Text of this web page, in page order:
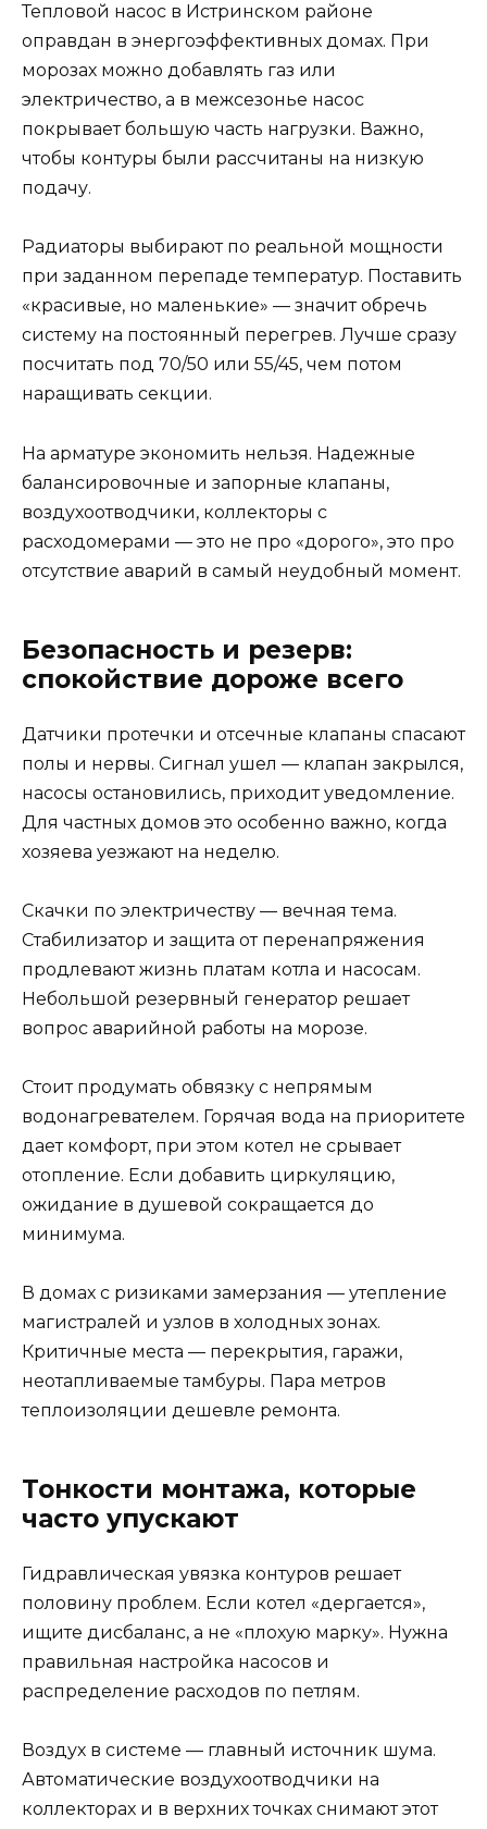
Тепловой насос в Истринском районе
оправдан в энергоэффективных домах. При
морозах можно добавлять газ или
электричество, а в межсезонье насос
покрывает большую часть нагрузки. Важно,
чтобы контуры были рассчитаны на низкую
подачу.
Радиаторы выбирают по реальной мощности
при заданном перепаде температур. Поставить
«красивые, но маленькие» — значит обречь
систему на постоянный перегрев. Лучше сразу
посчитать под 70/50 или 55/45, чем потом
наращивать секции.
На арматуре экономить нельзя. Надежные
балансировочные и запорные клапаны,
воздухоотводчики, коллекторы с
расходомерами — это не про «дорого», это про
отсутствие аварий в самый неудобный момент.
Безопасность и резерв:
спокойствие дороже всего
Датчики протечки и отсечные клапаны спасают
полы и нервы. Сигнал ушел — клапан закрылся,
насосы остановились, приходит уведомление.
Для частных домов это особенно важно, когда
хозяева уезжают на неделю.
Скачки по электричеству — вечная тема.
Стабилизатор и защита от перенапряжения
продлевают жизнь платам котла и насосам.
Небольшой резервный генератор решает
вопрос аварийной работы на морозе.
Стоит продумать обвязку с непрямым
водонагревателем. Горячая вода на приоритете
дает комфорт, при этом котел не срывает
отопление. Если добавить циркуляцию,
ожидание в душевой сокращается до
минимума.
В домах с ризиками замерзания — утепление
магистралей и узлов в холодных зонах.
Критичные места — перекрытия, гаражи,
неотапливаемые тамбуры. Пара метров
теплоизоляции дешевле ремонта.
Тонкости монтажа, которые
часто упускают
Гидравлическая увязка контуров решает
половину проблем. Если котел «дергается»,
ищите дисбаланс, а не «плохую марку». Нужна
правильная настройка насосов и
распределение расходов по петлям.
Воздух в системе — главный источник шума.
Автоматические воздухоотводчики на
коллекторах и в верхних точках снимают этот